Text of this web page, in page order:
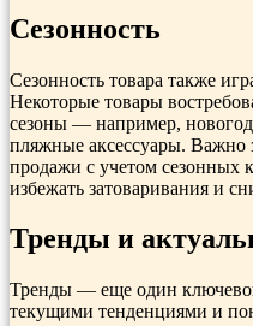
Сезонность
Сезонность товара также
Некоторые товары
сезоны — например,
пляжные аксессуары. Важно
продажи с учетом сезонных
избежать затоваривания и
Тренды и
Тренды — еще один
текущими тенденциями и